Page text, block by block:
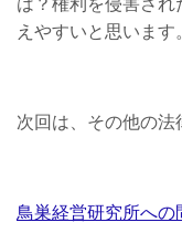
えやすいと思います
次回は、その他の法
鳥巣経営研究所への